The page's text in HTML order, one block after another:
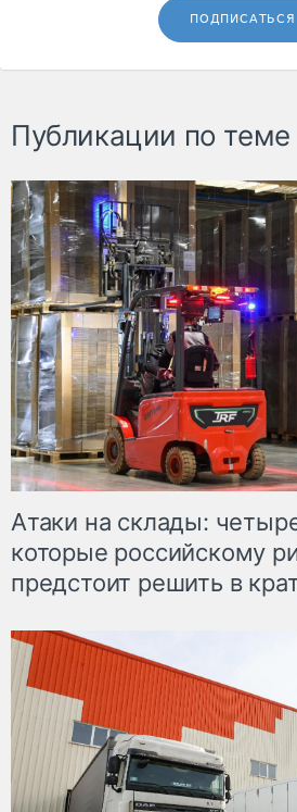
ПОДПИСАТЬСЯ
Публикации по теме
Атаки на склады:
которые российскому
предстоит решить в